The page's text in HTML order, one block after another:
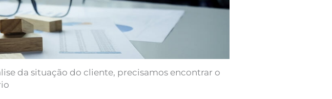
da situação do cliente, precisamos encontrar o